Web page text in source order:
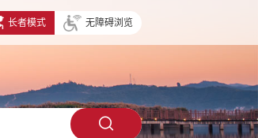
长者模式 无障碍浏览